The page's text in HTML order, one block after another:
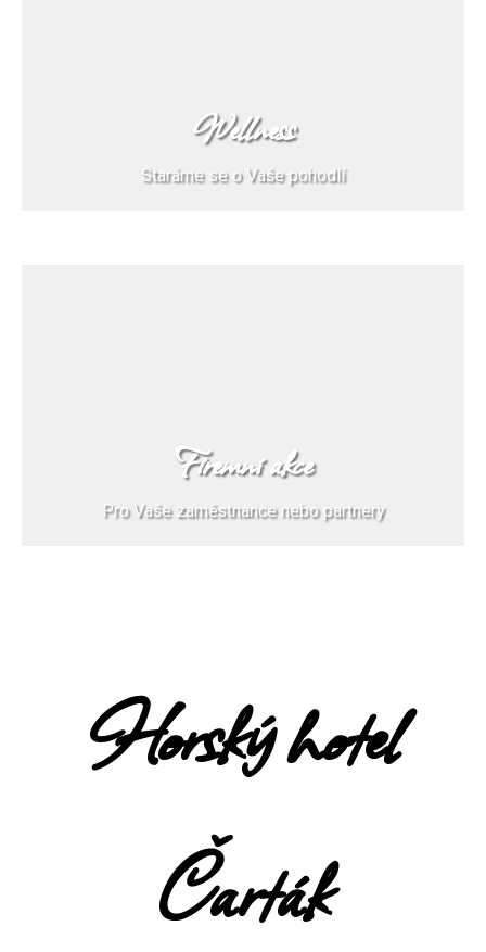
Wellness
Staráme se o Vaše pohodlí
Firemní akce
Pro Vaše zaměstnance nebo partnery
Horský hotel
Čarták